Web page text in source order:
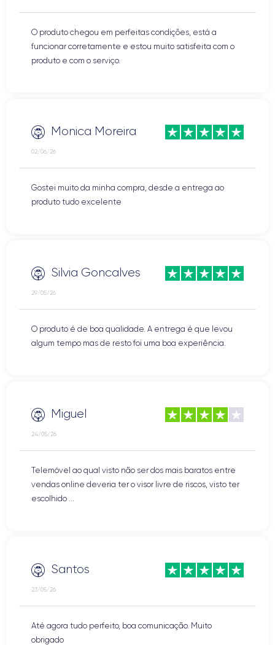
O produto chegou em perfeitas condições, está a
funcionar corretamente e estou muito satisfeita com o
produto e com o serviço.
Monica Moreira
02/06/26
Gostei muito da minha compra, desde a entrega ao
produto tudo excelente
Silvia Goncalves
29/05/26
O produto é de boa qualidade. A entrega é que levou
algum tempo mas de resto foi uma boa experiência.
Miguel
24/05/26
Telemóvel ao qual visto não ser dos mais baratos entre
vendas online deveria ter o visor livre de riscos, visto ter
escolhido ...
Santos
23/05/26
Até agora tudo perfeito, boa comunicação. Muito
obrigado